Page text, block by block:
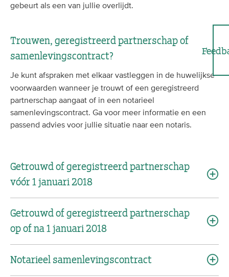
gebeurt als een van jullie overlijdt.
Trouwen, geregistreerd partnerschap of
samenlevingscontract?
Je kunt afspraken met elkaar vastleggen in de huwelijkse
voorwaarden wanneer je trouwt of een geregistreerd
partnerschap aangaat of in een notarieel
samenlevingscontract. Ga voor meer informatie en een
passend advies voor jullie situatie naar een notaris.
Getrouwd of geregistreerd partnerschap
vóór 1 januari 2018
Getrouwd of geregistreerd partnerschap
op of na 1 januari 2018
Notarieel samenlevingscontract